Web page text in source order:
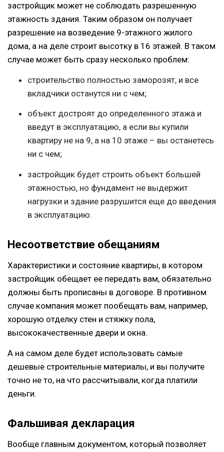
застройщик может не соблюдать разрешенную
этажность здания. Таким образом он получает
разрешение на возведение 9-этажного жилого
дома, а на деле строит высотку в 16 этажей. В таком
случае может быть сразу несколько проблем:
строительство полностью заморозят, и все
вкладчики останутся ни с чем;
объект достроят до определенного этажа и
введут в эксплуатацию, а если вы купили
квартиру не на 9, а на 10 этаже – вы останетесь
ни с чем;
застройщик будет строить объект большей
этажностью, но фундамент не выдержит
нагрузки и здание разрушится еще до введения
в эксплуатацию.
Несоответствие обещаниям
Характеристики и состояние квартиры, в котором
застройщик обещает ее передать вам, обязательно
должны быть прописаны в договоре. В противном
случае компания может пообещать вам, например,
хорошую отделку стен и стяжку пола,
высококачественные двери и окна.
А на самом деле будет использовать самые
дешевые строительные материалы, и вы получите
точно не то, на что рассчитывали, когда платили
деньги.
Фальшивая декларация
Вообще главным документом, который позволяет